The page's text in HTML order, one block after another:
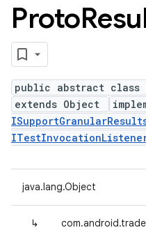
Proto
public abstract class
extends Object
java.lang.Object
↳